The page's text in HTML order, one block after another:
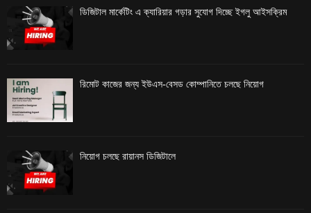
ডিজিটাল মার্কেটিং এ ক্যারিয়ার গড়ার সুযোগ দিচ্ছে ইগলু আইসক্রিম
রিমোট কাজের জন্য ইউএস-বেসড কোম্পানিতে চলছে নিয়োগ
নিয়োগ চলছে রায়ানস ডিজিটালে